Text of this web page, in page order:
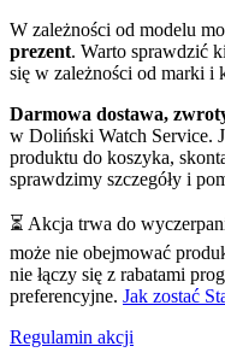
W zależności od modelu
prezent. Warto sprawdzić
się w zależności od marki i
Darmowa dostawa,
w Doliński Watch Service.
produktu do koszyka,
sprawdzimy szczegóły i
⏳ Akcja trwa do
może nie obejmować
nie łączy się z rabatami
preferencyjne. Jak zostać
Regulamin akcji